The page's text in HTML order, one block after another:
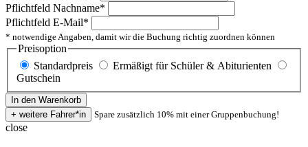
Pflichtfeld Nachname*
Pflichtfeld E-Mail*
* notwendige Angaben, damit wir die Buchung richtig zuordnen können
Preisoption
Standardpreis
Ermäßigt für Schüler & Abiturienten
Gutschein
Spare zusätzlich 10% mit einer Gruppenbuchung!
close